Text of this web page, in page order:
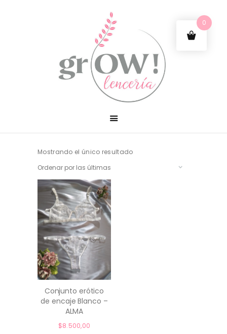
Mostrando el único resultado
comprar
Conjunto erótico
de encaje Blanco –
ALMA
$8.500,00
0